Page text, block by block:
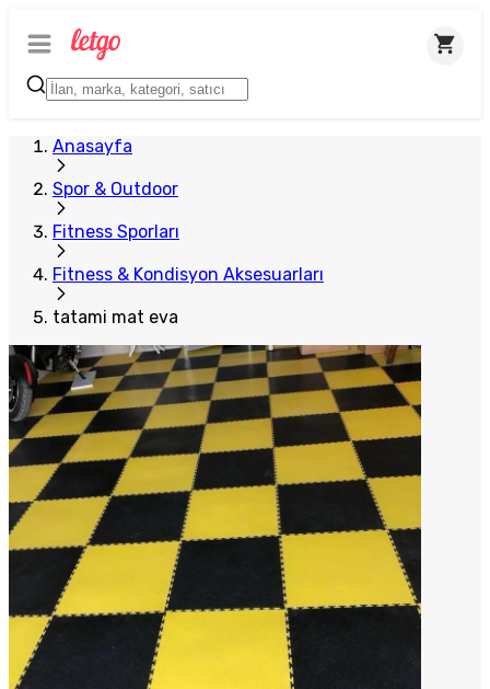
Anasayfa
Spor & Outdoor
Fitness Sporları
Fitness & Kondisyon Aksesuarları
tatami mat eva
Plus Satıcı